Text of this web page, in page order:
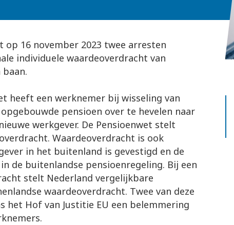
op 16 november 2023 twee arresten
individuele waardeoverdracht van
heeft een werknemer bij wisseling van
pensioen over te hevelen naar
werkgever. De Pensioenwet stelt
Waardeoverdracht is ook
in het buitenland is gevestigd en de
de buitenlandse pensioenregeling. Bij een
stelt Nederland vergelijkbare
waardeoverdracht. Twee van deze
het Hof van Justitie EU een belemmering